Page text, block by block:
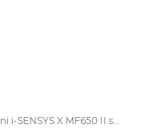
Canoni i-SENSYS X MF650 II seeria multifunktsionaalsed printerid